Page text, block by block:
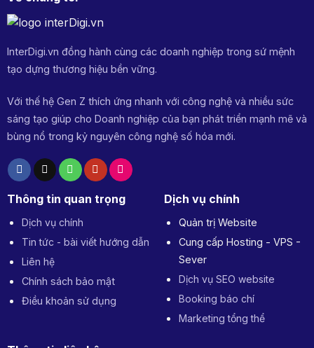
InterDigi.vn đồng hành cùng các doanh nghiệp trong sứ mệnh
tạo dựng thương hiệu bền vững.
Với thế hệ Gen Z thích ứng nhanh với công nghệ và nhiều sức
sáng tạo giúp cho Doanh nghiệp của bạn phát triển mạnh mẽ và
bùng nổ trong kỷ nguyên công nghệ số hóa mới.
Thông tin quan trọng
Dịch vụ chính
Tin tức - bài viết hướng dẫn
Liên hệ
Chính sách bảo mật
Điều khoản sử dụng
Dịch vụ chính
Quản trị Website
Cung cấp Hosting - VPS -
Sever
Dịch vụ SEO website
Booking báo chí
Marketing tổng thể